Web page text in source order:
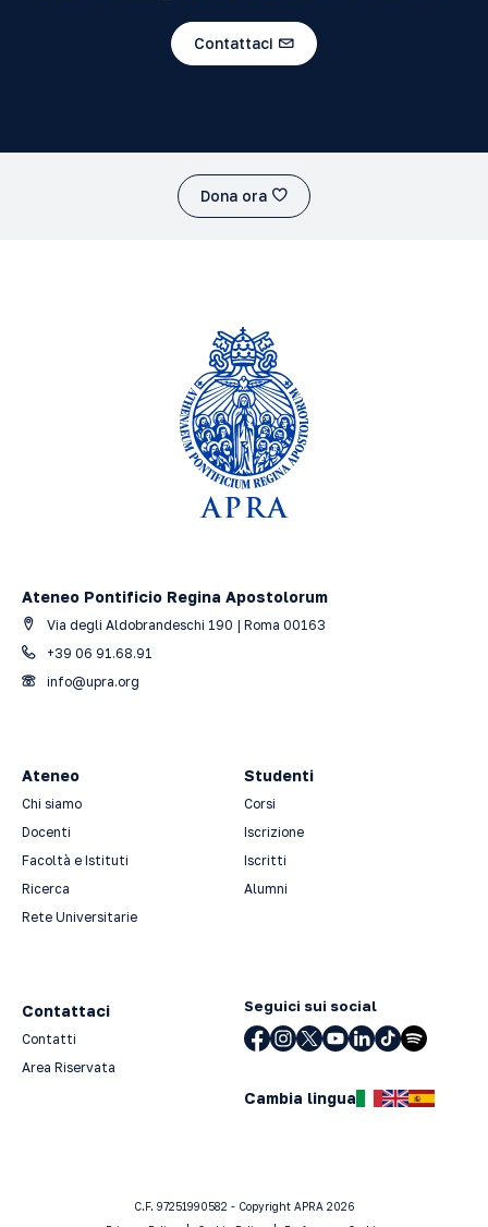
Contattaci
Dona ora
Ateneo Pontificio Regina Apostolorum
Via degli Aldobrandeschi 190 | Roma 00163
+39 06 91.68.91
info@upra.org
Ateneo
Chi siamo
Docenti
Facoltà e Istituti
Ricerca
Rete Universitarie
Studenti
Corsi
Iscrizione
Iscritti
Alumni
Contattaci
Contatti
Area Riservata
Seguici sui social
Cambia lingua
C.F. 97251990582 - Copyright APRA 2026